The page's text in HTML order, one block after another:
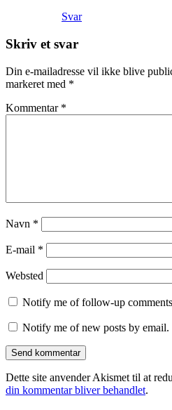
Svar
Skriv et svar
Din e-mailadresse vil ikke blive
markeret med *
Kommentar *
Navn *
E-mail *
Websted
Notify me of follow-up
Notify me of new posts by email.
Dette site anvender Akismet til at
din kommentar bliver behandlet.